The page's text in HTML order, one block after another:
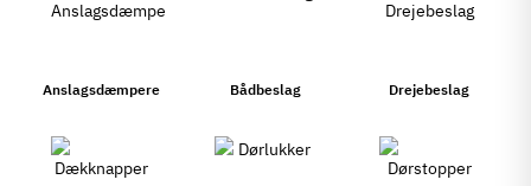
Anslagsdæmpere Bådbeslag Drejebeslag